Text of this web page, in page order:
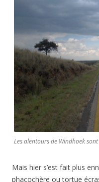
Les alentours de Windhoek
Mais hier s’est fait plus
phacochère ou tortue